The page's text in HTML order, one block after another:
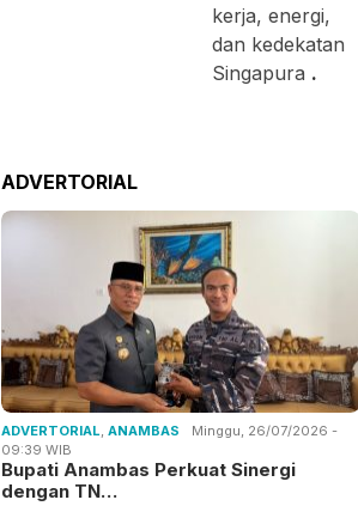
kerja, energi,
dan kedekatan
Singapura .
ADVERTORIAL
ADVERTORIAL,ANAMBAS
Minggu, 26/07/2026 -
09:39 WIB
Bupati Anambas Perkuat Sinergi
dengan TN…